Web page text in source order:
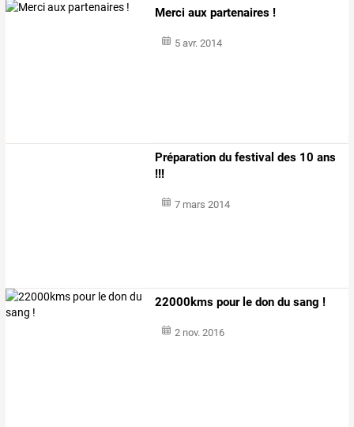
Merci aux partenaires !
5 avr. 2014
Préparation du festival des 10 ans
!!!
7 mars 2014
22000kms pour le don du sang !
2 nov. 2016